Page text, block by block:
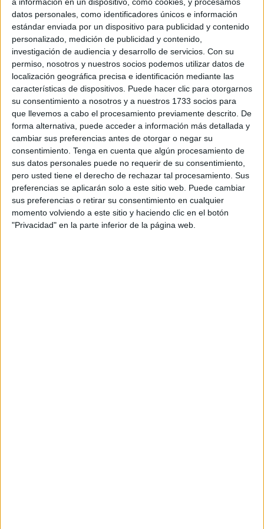
datos personales, como identificadores únicos e información
estándar enviada por un dispositivo para publicidad y contenido
personalizado, medición de publicidad y contenido,
investigación de audiencia y desarrollo de servicios. Con su
permiso, nosotros y nuestros socios podemos utilizar datos de
localización geográfica precisa e identificación mediante las
características de dispositivos. Puede hacer clic para otorgarnos
su consentimiento a nosotros y a nuestros 1733 socios para
que llevemos a cabo el procesamiento previamente descrito. De
forma alternativa, puede acceder a información más detallada y
cambiar sus preferencias antes de otorgar o negar su
consentimiento. Tenga en cuenta que algún procesamiento de
sus datos personales puede no requerir de su consentimiento,
pero usted tiene el derecho de rechazar tal procesamiento. Sus
preferencias se aplicarán solo a este sitio web. Puede cambiar
sus preferencias o retirar su consentimiento en cualquier
momento volviendo a este sitio y haciendo clic en el botón
"Privacidad" en la parte inferior de la página web.
pensamiento complejo como ocurre con aquellos que
poseen el milagro de la fe. No es digno de alcanzar las
metas elevadas del amor aquel que no ha probado las
profundidades del padecimiento, no se desciende a los
jardines más profundos, ni tampoco es posible ascender a
las montañas más elevadas sin morir al placer inmediato y
al egoísmo. No se puede amar sin renunciar a lo
momentáneo, que confunde pasión con amor y todo lo
ensucia de fango, como voy a respetar al otro si todo lo
que deseo es yacer a su lado, no puedo entender al otro
sin antes saber quién soy yo. Nadie puede decir que ama
la naturaleza sin haber luchado por ella, estudiado y
sufrido para entenderla; puede que haya muchos que
disfruten de los paseos campestres y de la playa
veraniega, pero no necesariamente están en trato amoroso